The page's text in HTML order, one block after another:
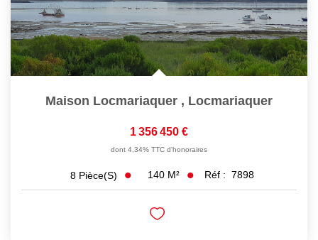
Maison Locmariaquer , Locmariaquer
1 356 450 €
dont 4,34% TTC d'honoraires
8 Pièce(s) 140 M² Réf : 7898